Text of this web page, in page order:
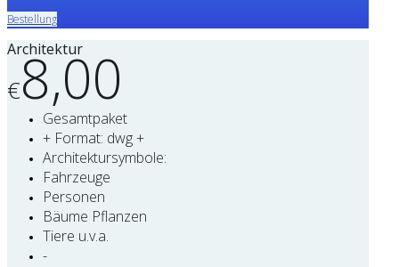
Bestellung
Architektur
€8,00
Gesamtpaket
+ Format: dwg +
Architektursymbole:
Fahrzeuge
Personen
Bäume Pflanzen
Tiere u.v.a.
-